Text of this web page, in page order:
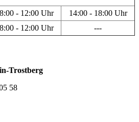
- 12:00 Uhr
14:00 - 18:00 Uhr
- 12:00 Uhr ---
Trostberg
58